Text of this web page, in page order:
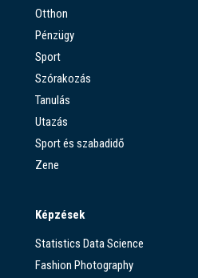
Otthon
Pénzügy
Sport
Szórakozás
Tanulás
Utazás
Sport és szabadidő
Zene
Képzések
Statistics Data Science
Fashion Photography